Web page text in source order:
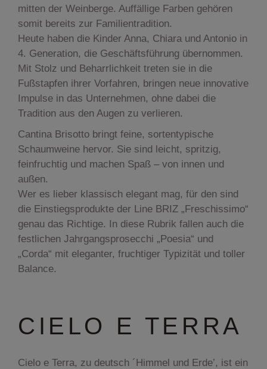
mitten der Weinberge. Auffällige Farben gehören
somit bereits zur Familientradition.
Heute haben die Kinder Anna, Chiara und Antonio in
4. Generation, die Geschäftsführung übernommen.
Mit Stolz und Beharrlichkeit treten sie in die
Fußstapfen ihrer Vorfahren, bringen neue innovative
Impulse in das Unternehmen, ohne dabei die
Tradition aus den Augen zu verlieren.
Cantina Brisotto bringt feine, sortentypische
Schaumweine hervor. Sie sind leicht, spritzig,
feinfruchtig und machen Spaß – von innen und
außen.
Wer es lieber klassisch elegant mag, für den sind
die Einstiegsprodukte der Line BRIZ „Freschissimo“
genau das Richtige. In diese Rubrik fallen auch die
festlichen Jahrgangsprosecchi „Poesia“ und
„Corda“ mit eleganter, fruchtiger Typizität und toller
Balance.
CIELO E TERRA
Cielo e Terra, zu deutsch ´Himmel und Erde’, ist ein